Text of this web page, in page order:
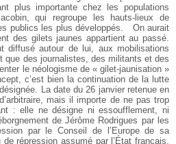
plus importante chez les populations
qui regroupe les hauts-lieux de
publics les plus développés.
On aurait
des gilets jaunes appartient au passé.
diffusé autour de lui, aux mobilisations
que des journalistes, des militants et des
le néologisme de « gilet-jaunisation »
c’est bien la continuation de la lutte
La date du 26 janvier retenue en
mais il importe de ne pas trop
: elle ne désigne ni essoufflement, ni
de Jérôme Rodrigues par les
par le Conseil de l’Europe de sa
répression assumé par l’État français,